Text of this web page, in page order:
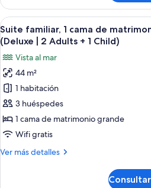
al
mar
(Deluxe)
familiar,
cama
de
matrimonio
grande,
vistas
al
mar
(Deluxe)
Abrir
todas
las
fotos
de
Suite
familiar,
1
cama
matrimonio
7
Suite familiar, 1 cama de
(Deluxe | 2 Adults + 1 Child)
Vista al mar
44 m²
1 habitación
3 huéspedes
1 cama de matrimonio grande
Wifi gratis
Ver más detalles
Más